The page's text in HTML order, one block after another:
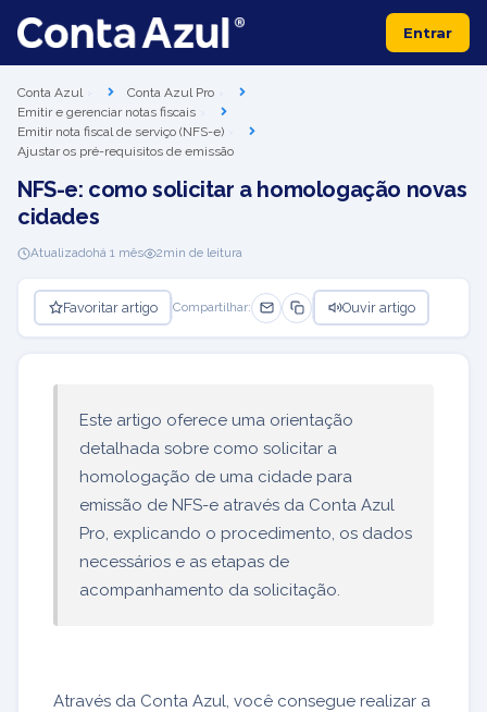
Entrar
Conta Azul
Conta Azul Pro
Emitir e gerenciar notas fiscais
Emitir nota fiscal de serviço (NFS-e)
Ajustar os pré-requisitos de emissão
NFS-e: como solicitar a homologação novas
cidades
Atualizadohá 1 mês 2min de leitura
Favoritar artigo Compartilhar: Ouvir artigo
Este artigo oferece uma orientação
detalhada sobre como solicitar a
homologação de uma cidade para
emissão de NFS-e através da Conta Azul
Pro, explicando o procedimento, os dados
necessários e as etapas de
acompanhamento da solicitação.
Através da Conta Azul, você consegue realizar a